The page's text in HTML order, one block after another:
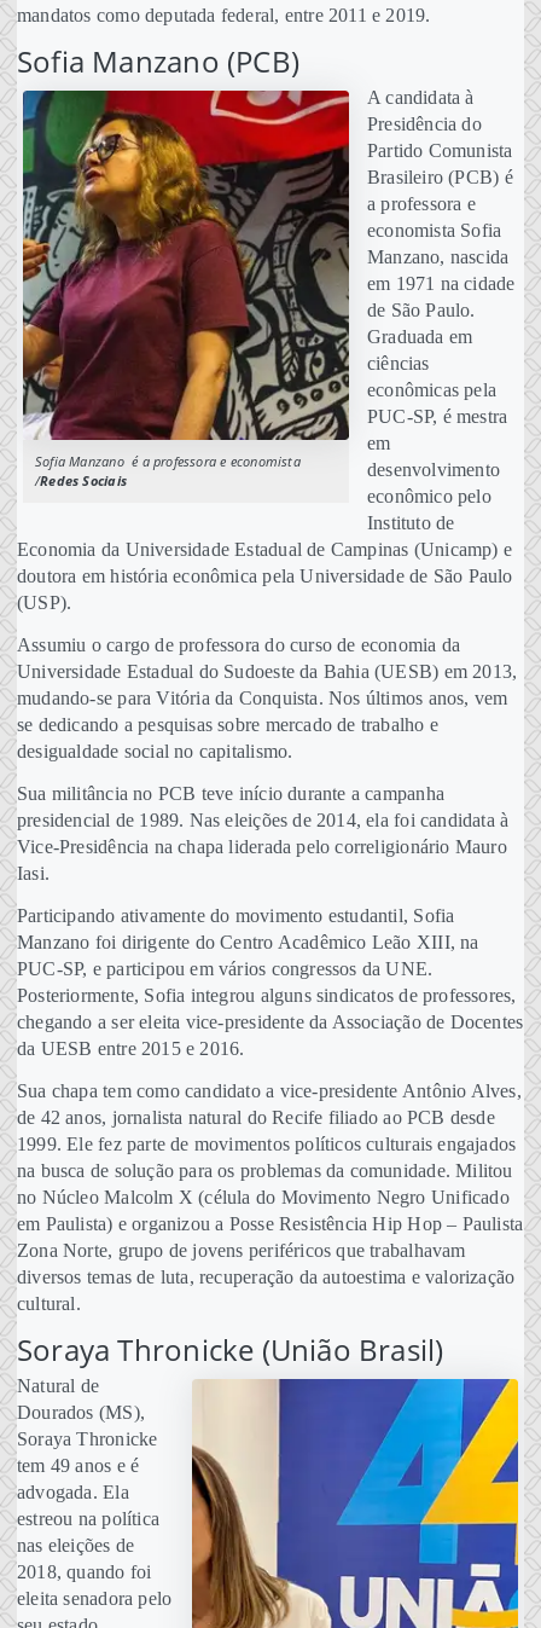
mandatos como deputada federal, entre 2011 e 2019.
Sofia Manzano (PCB)
Sofia Manzano é a professora e economista
/Redes Sociais
A candidata à
Presidência do
Partido Comunista
Brasileiro (PCB) é
a professora e
economista Sofia
Manzano, nascida
em 1971 na cidade
de São Paulo.
Graduada em
ciências
econômicas pela
PUC-SP, é mestra
em
desenvolvimento
econômico pelo
Instituto de
Economia da Universidade Estadual de Campinas (Unicamp) e
doutora em história econômica pela Universidade de São Paulo
(USP).
Assumiu o cargo de professora do curso de economia da
Universidade Estadual do Sudoeste da Bahia (UESB) em 2013,
mudando-se para Vitória da Conquista. Nos últimos anos, vem
se dedicando a pesquisas sobre mercado de trabalho e
desigualdade social no capitalismo.
Sua militância no PCB teve início durante a campanha
presidencial de 1989. Nas eleições de 2014, ela foi candidata à
Vice-Presidência na chapa liderada pelo correligionário Mauro
Iasi.
Participando ativamente do movimento estudantil, Sofia
Manzano foi dirigente do Centro Acadêmico Leão XIII, na
PUC-SP, e participou em vários congressos da UNE.
Posteriormente, Sofia integrou alguns sindicatos de professores,
chegando a ser eleita vice-presidente da Associação de Docentes
da UESB entre 2015 e 2016.
Sua chapa tem como candidato a vice-presidente Antônio Alves,
de 42 anos, jornalista natural do Recife filiado ao PCB desde
1999. Ele fez parte de movimentos políticos culturais engajados
na busca de solução para os problemas da comunidade. Militou
no Núcleo Malcolm X (célula do Movimento Negro Unificado
em Paulista) e organizou a Posse Resistência Hip Hop – Paulista
Zona Norte, grupo de jovens periféricos que trabalhavam
diversos temas de luta, recuperação da autoestima e valorização
cultural.
Soraya Thronicke (União Brasil)
Natural de
Dourados (MS),
Soraya Thronicke
tem 49 anos e é
advogada. Ela
estreou na política
nas eleições de
2018, quando foi
eleita senadora pelo